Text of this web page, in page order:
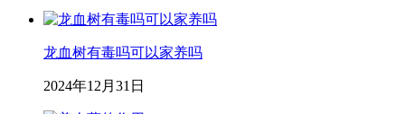
龙血树有毒吗可以家养吗
2024年12月31日